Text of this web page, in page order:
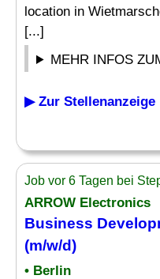
location in
[...]
MEHR INFOS
▶ Zur Stellenanzeige
Job vor 6 Tagen bei
ARROW Electronics
Business
(m/w/d)
• Berlin